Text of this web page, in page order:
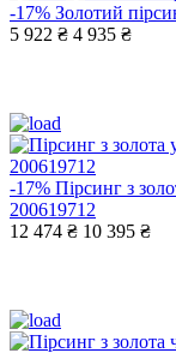
-17% Золотий
5 922 ₴ 4 935 ₴
-17% Пірсинг з
200619712
12 474 ₴ 10 395 ₴